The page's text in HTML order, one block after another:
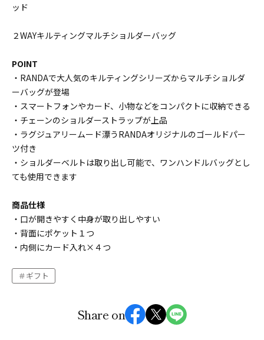
ッド
２WAYキルティングマルチショルダーバッグ
POINT
・RANDAで大人気のキルティングシリーズからマルチショルダ
ーバッグが登場
・スマートフォンやカード、小物などをコンパクトに収納できる
・チェーンのショルダーストラップが上品
・ラグジュアリームード漂うRANDAオリジナルのゴールドパー
ツ付き
・ショルダーベルトは取り出し可能で、ワンハンドルバッグとし
ても使用できます
商品仕様
・口が開きやすく中身が取り出しやすい
・背面にポケット１つ
・内側にカード入れ×４つ
ギフト
Share on